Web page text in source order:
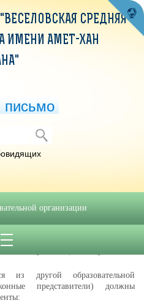
вопросы
представить для перехода в Вашу
из другой образовательной
представители) должны
СРЕДНЯЯ
ИМЕНИ АМЕТ-ХАН
письмо
организации